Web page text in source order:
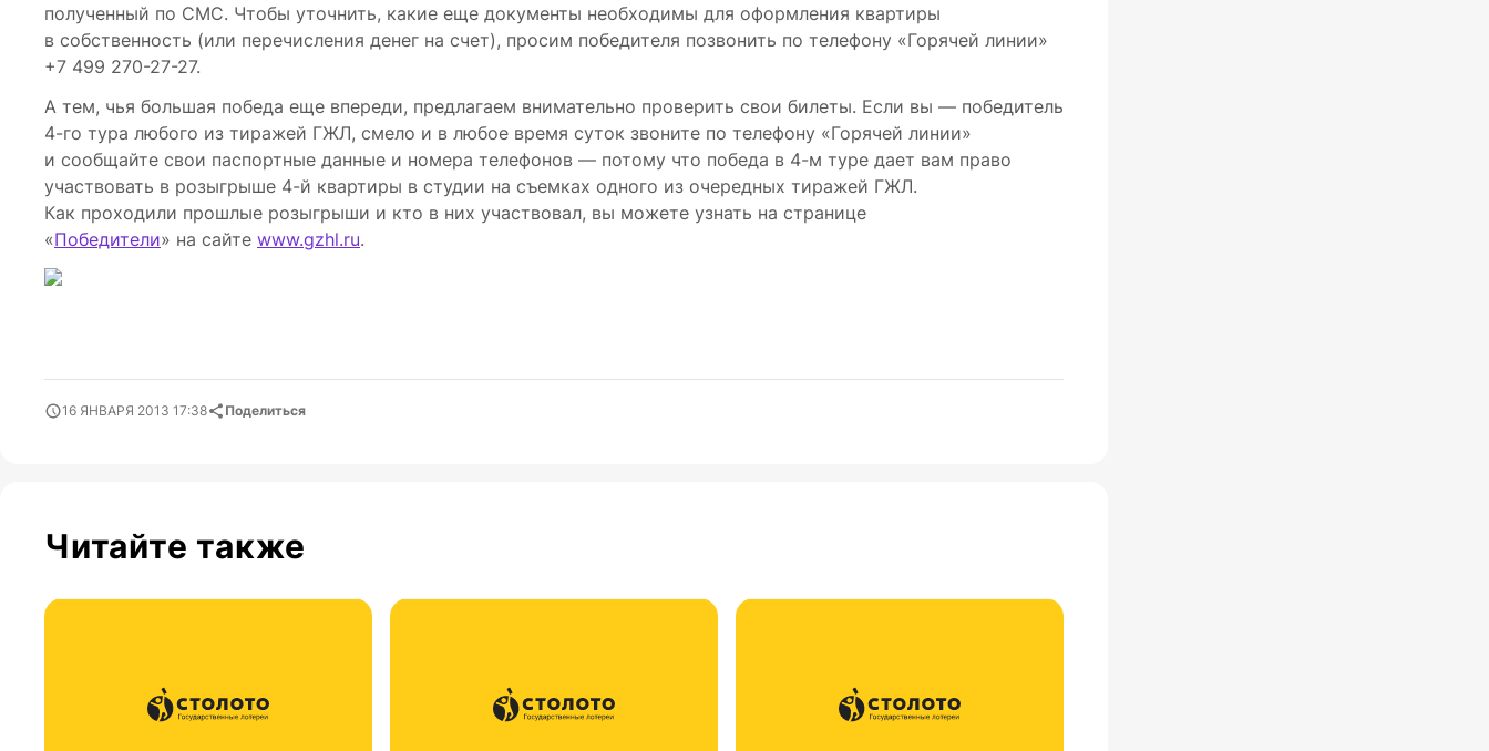
полученный по СМС. Чтобы уточнить, какие еще документы необходимы для оформления квартиры
в собственность (или перечисления денег на счет), просим победителя позвонить по телефону «Горячей линии»
+7 499 270-27-27.
А тем, чья большая победа еще впереди, предлагаем внимательно проверить свои билеты. Если вы ― победитель
4-го тура любого из тиражей ГЖЛ, смело и в любое время суток звоните по телефону «Горячей линии»
и сообщайте свои паспортные данные и номера телефонов ― потому что победа в 4-м туре дает вам право
участвовать в розыгрыше 4-й квартиры в студии на съемках одного из очередных тиражей ГЖЛ.
Как проходили прошлые розыгрыши и кто в них участвовал, вы можете узнать на странице
«Победители» на сайте www.gzhl.ru.
16 ЯНВАРЯ 2013 17:38 Поделиться
Читайте также